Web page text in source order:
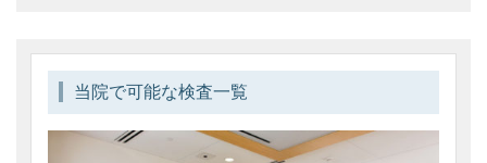
当院で可能な検査一覧